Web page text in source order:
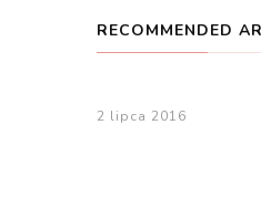
RECOMMENDED
2 lipca 2016